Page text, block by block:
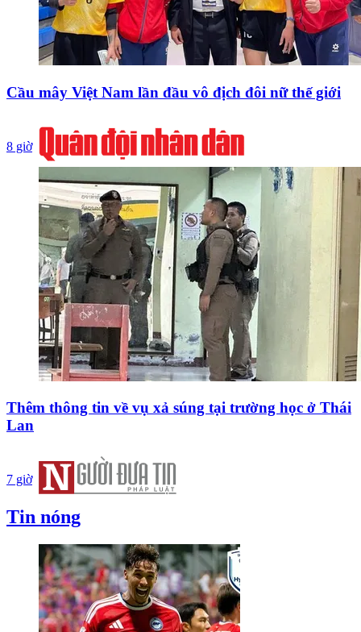
Cầu mây Việt Nam lần đầu vô địch đôi nữ thế giới
8 giờ
Thêm thông tin về vụ xả súng tại trường học ở Thái
Lan
7 giờ
Tin nóng